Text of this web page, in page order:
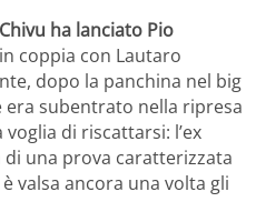
ha lanciato Pio
in coppia con Lautaro
dopo la panchina nel big
era subentrato nella ripresa
di riscattarsi: l’ex
una prova caratterizzata
valsa ancora una volta gli